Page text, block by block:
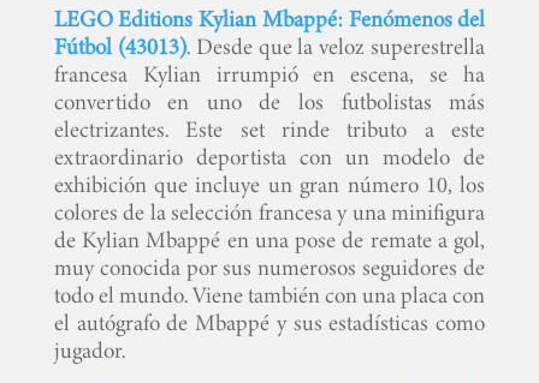
LEGO Editions Kylian Mbappé: Fenómenos del
Fútbol (43013). Desde que la veloz superestrella
francesa Kylian irrumpió en escena, se ha
convertido en uno de los futbolistas más
electrizantes. Este set rinde tributo a este
extraordinario deportista con un modelo de
exhibición que incluye un gran número 10, los
colores de la selección francesa y una minifigura
de Kylian Mbappé en una pose de remate a gol,
muy conocida por sus numerosos seguidores de
todo el mundo. Viene también con una placa con
el autógrafo de Mbappé y sus estadísticas como
jugador.